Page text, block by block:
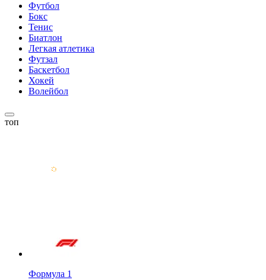
Футбол
Бокс
Тенис
Биатлон
Легкая атлетика
Футзал
Баскетбол
Хокей
Волейбол
топ
Формула 1